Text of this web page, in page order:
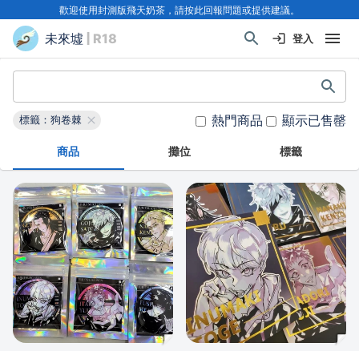
歡迎使用封測版飛天奶茶，請按此回報問題或提供建議。
未來墟 | R18 登入
標籤：狗卷棘 熱門商品 顯示已售罄
商品 攤位 標籤